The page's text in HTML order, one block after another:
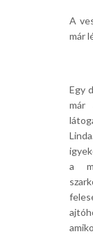
A
már
Egy
már
a